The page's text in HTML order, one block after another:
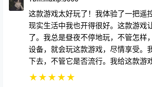
现实生活中我也开得很好。这款游戏
了。我总是昼夜不停地玩，不管怎样
设备，就会玩这款游戏，尽情享受。
下去，不管它是否流行。我给这款游
★★ ★★ ★